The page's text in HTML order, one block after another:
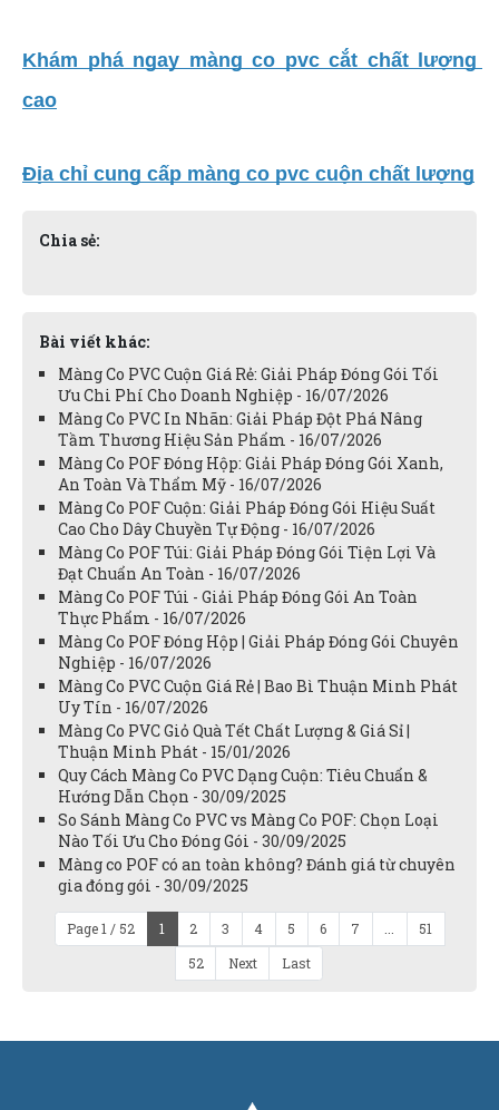
Khám phá ngay màng co pvc cắt chất lượng
cao
Địa chỉ cung cấp màng co pvc cuộn chất lượng
Chia sẻ:
Bài viết khác:
Màng Co PVC Cuộn Giá Rẻ: Giải Pháp Đóng Gói Tối
Ưu Chi Phí Cho Doanh Nghiệp - 16/07/2026
Màng Co PVC In Nhãn: Giải Pháp Đột Phá Nâng
Tầm Thương Hiệu Sản Phẩm - 16/07/2026
Màng Co POF Đóng Hộp: Giải Pháp Đóng Gói Xanh,
An Toàn Và Thẩm Mỹ - 16/07/2026
Màng Co POF Cuộn: Giải Pháp Đóng Gói Hiệu Suất
Cao Cho Dây Chuyền Tự Động - 16/07/2026
Màng Co POF Túi: Giải Pháp Đóng Gói Tiện Lợi Và
Đạt Chuẩn An Toàn - 16/07/2026
Màng Co POF Túi - Giải Pháp Đóng Gói An Toàn
Thực Phẩm - 16/07/2026
Màng Co POF Đóng Hộp | Giải Pháp Đóng Gói Chuyên
Nghiệp - 16/07/2026
Màng Co PVC Cuộn Giá Rẻ | Bao Bì Thuận Minh Phát
Uy Tín - 16/07/2026
Màng Co PVC Giỏ Quà Tết Chất Lượng & Giá Sỉ |
Thuận Minh Phát - 15/01/2026
Quy Cách Màng Co PVC Dạng Cuộn: Tiêu Chuẩn &
Hướng Dẫn Chọn - 30/09/2025
So Sánh Màng Co PVC vs Màng Co POF: Chọn Loại
Nào Tối Ưu Cho Đóng Gói - 30/09/2025
Màng co POF có an toàn không? Đánh giá từ chuyên
gia đóng gói - 30/09/2025
Page 1 / 52 1 2 3 4 5 6 7 ...
51
52
Next Last